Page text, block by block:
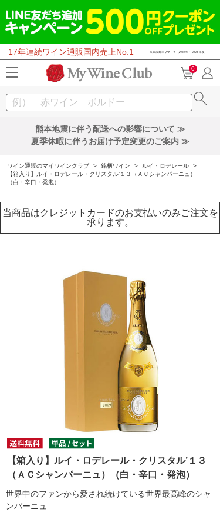
17年連続ワイン通販国内売上No.1
0
熊本地震に伴う配送への影響について ≫
夏季休暇に伴うお届け予定変更のご案内 ≫
ワイン通販のマイワインクラブ > 銘柄ワイン > ルイ・ロデレール
>
【箱入り】ルイ・ロデレール・クリスタル’１３（ＡＣシャンパーニュ）
（白・辛口・発泡）
当商品はクレジットカードのお支払いのみご注文を
承ります。
【箱入り】ルイ・ロデレール・クリスタル’１３
（ＡＣシャンパーニュ）（白・辛口・発泡）
世界中のファンから愛され続けている世界最高峰のシャ
ンパーニュ